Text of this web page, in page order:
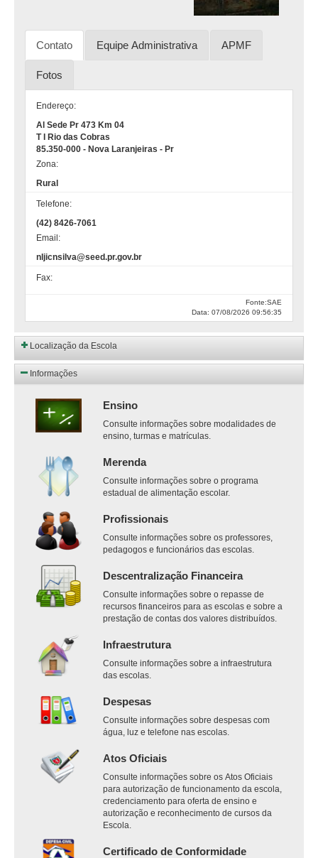
Contato Equipe Administrativa APMF
Fotos
Endereço:
Al Sede Pr 473 Km 04
T I Rio das Cobras
85.350-000 - Nova Laranjeiras - Pr
Zona:
Rural
Telefone:
(42) 8426-7061
Email:
nljicnsilva@seed.pr.gov.br
Fax:
Fonte:SAE
Data: 07/08/2026 09:56:35
Localização da Escola
Informações
Ensino
Consulte informações sobre modalidades de
ensino, turmas e matrículas.
Merenda
Consulte informações sobre o programa
estadual de alimentação escolar.
Profissionais
Consulte informações sobre os professores,
pedagogos e funcionários das escolas.
Descentralização Financeira
Consulte informações sobre o repasse de
recursos financeiros para as escolas e sobre a
prestação de contas dos valores distribuídos.
Infraestrutura
Consulte informações sobre a infraestrutura
das escolas.
Despesas
Consulte informações sobre despesas com
água, luz e telefone nas escolas.
Atos Oficiais
Consulte informações sobre os Atos Oficiais
para autorização de funcionamento da escola,
credenciamento para oferta de ensino e
autorização e reconhecimento de cursos da
Escola.
Certificado de Conformidade